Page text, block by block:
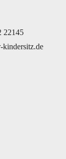
22145
kindersitz.de